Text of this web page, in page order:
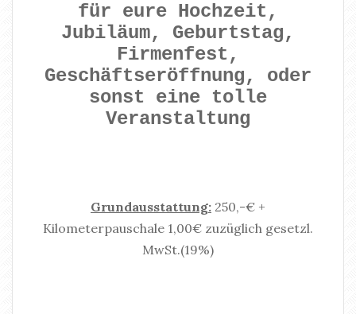
für eure Hochzeit,
Jubiläum, Geburtstag,
Firmenfest,
Geschäftseröffnung, oder
sonst eine tolle
Veranstaltung
Grundausstattung: 250,-€ +
Kilometerpauschale 1,00€ zuzüglich gesetzl.
MwSt.(19%)